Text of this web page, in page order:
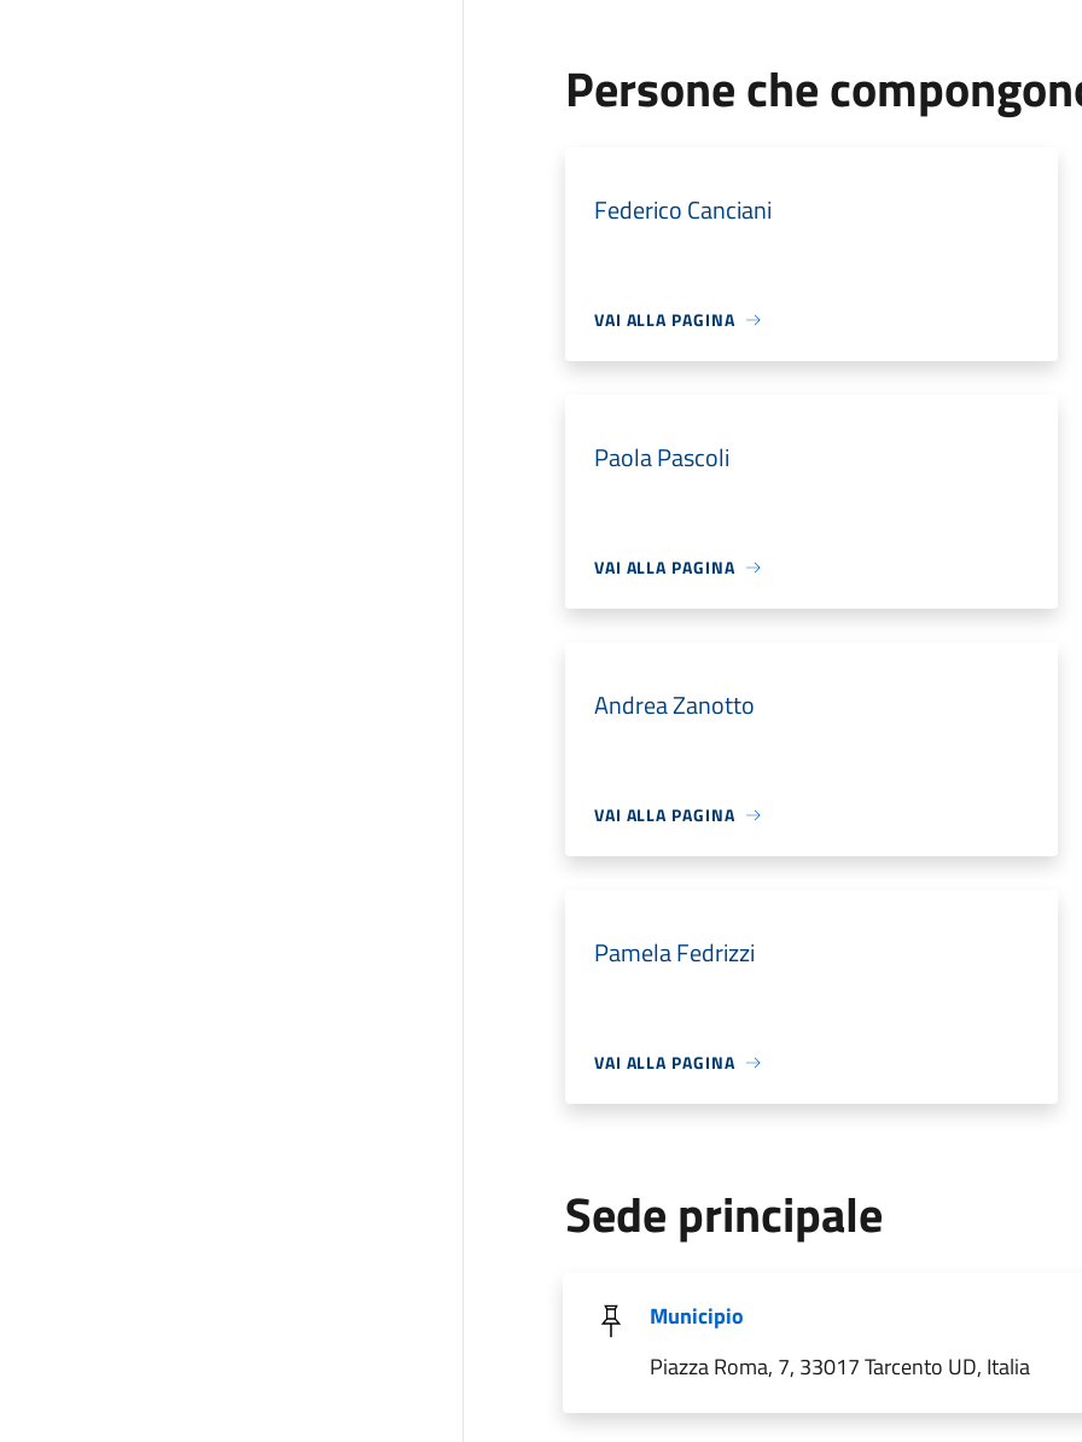
Persone che
Federico Canciani
VAI ALLA PAGINA
Paola Pascoli
VAI ALLA PAGINA
Andrea Zanotto
VAI ALLA PAGINA
Pamela Fedrizzi
VAI ALLA PAGINA
Sede principale
Municipio
Piazza Roma, 7, 33017 Tarcento UD, Italia